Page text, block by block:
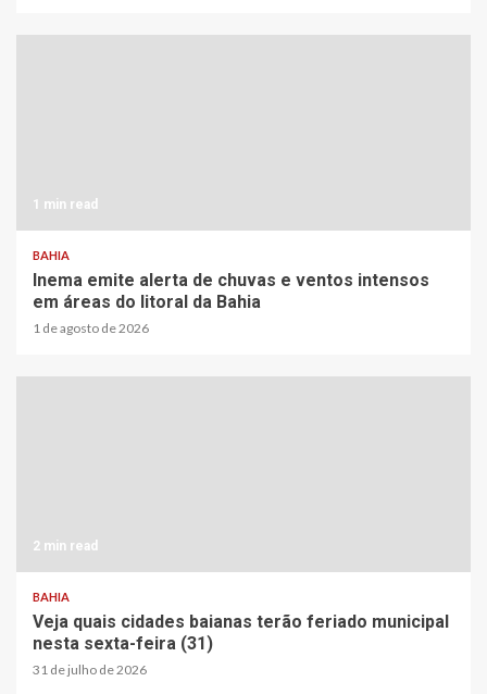
1 min read
BAHIA
Inema emite alerta de chuvas e ventos intensos
em áreas do litoral da Bahia
1 de agosto de 2026
2 min read
BAHIA
Veja quais cidades baianas terão feriado municipal
nesta sexta-feira (31)
31 de julho de 2026